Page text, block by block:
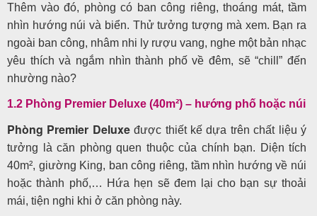
Thêm vào đó, phòng có ban công riêng, thoáng mát, tầm
nhìn hướng núi và biển. Thử tưởng tượng mà xem. Bạn ra
ngoài ban công, nhâm nhi ly rượu vang, nghe một bản nhạc
yêu thích và ngắm nhìn thành phố về đêm, sẽ “chill” đến
nhường nào?
1.2 Phòng Premier Deluxe (40m²) – hướng phố hoặc núi
Phòng Premier Deluxeđược thiết kế dựa trên chất liệu ý
tưởng là căn phòng quen thuộc của chính bạn. Diện tích
40m², giường King, ban công riêng, tầm nhìn hướng về núi
hoặc thành phố,… Hứa hẹn sẽ đem lại cho bạn sự thoải
mái, tiện nghi khi ở căn phòng này.